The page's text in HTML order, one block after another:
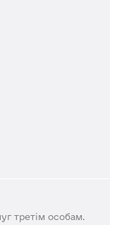
третім особам.